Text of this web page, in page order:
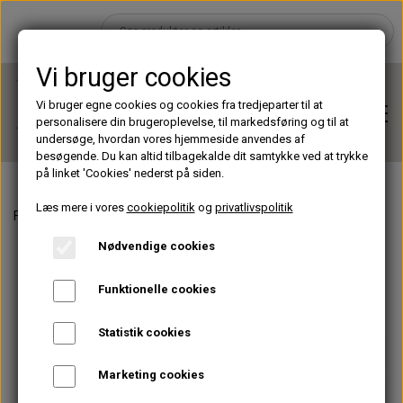
Brands
Forside UV - teknologi Venus UV Lamp
Vi bruger cookies
Vi bruger egne cookies og cookies fra tredjeparter til at
personalisere din brugeroplevelse, til markedsføring og til at
undersøge, hvordan vores hjemmeside anvendes af
besøgende. Du kan altid tilbagekalde dit samtykke ved at trykke
på linket 'Cookies' nederst på siden.
Læs mere i vores cookiepolitikog privatlivspolitik
Nødvendige cookies
Funktionelle cookies
Statistik cookies
Marketing cookies